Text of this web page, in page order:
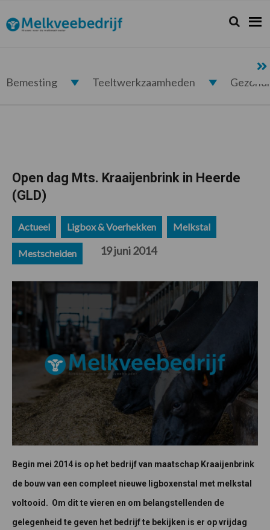
de
hoofdnavigatie
de
hoofd
de
eerste
de
voettekst
Melkveebedrijf.nl Zoeken...
Zoek
Bemesting Teeltwerkzaamheden
Open dag Mts. Kraaijenbrink in Heerde
(GLD)
Actueel Ligbox & Voerhekken Melkstal
Mestscheiden 19 juni 2014
Begin mei 2014 is op het bedrijf van maatschap Kraaijenbrink
de bouw van een compleet nieuwe ligboxenstal met melkstal
voltooid. Om dit te vieren en om belangstellenden de
gelegenheid te geven het bedrijf te bekijken is er op vrijdag